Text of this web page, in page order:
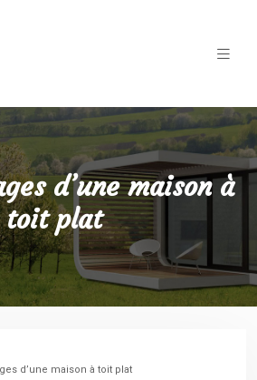
d’une maison à
toit plat
d’une maison à toit plat